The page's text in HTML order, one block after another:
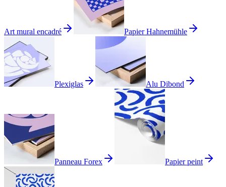
Art mural encadré Papier Hahnemühle
Plexiglas Alu Dibond
Panneau Forex Papier peint